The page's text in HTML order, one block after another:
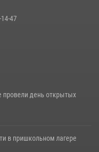
ситуации
47
провели день открытых
в пришкольном лагере